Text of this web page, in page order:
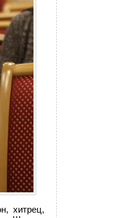
хитрец,